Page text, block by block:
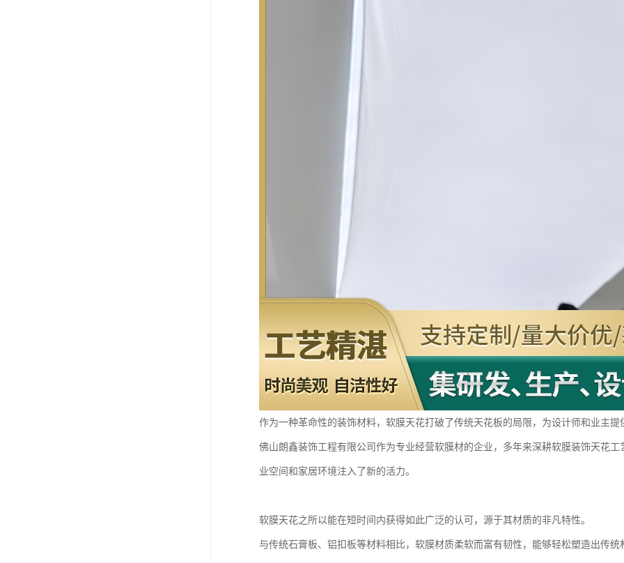
作为一种革命性的装饰材料，软膜天花打破了传统天花板的局限，为设计师和业主
佛山朗鑫装饰工程有限公司作为专业经营软膜材的企业，多年来深耕软膜装饰天花
业空间和家居环境注入了新的活力。
软膜天花之所以能在短时间内获得如此广泛的认可，源于其材质的非凡特性。
与传统石膏板、铝扣板等材料相比，软膜材质柔软而富有韧性，能够轻松塑造出传